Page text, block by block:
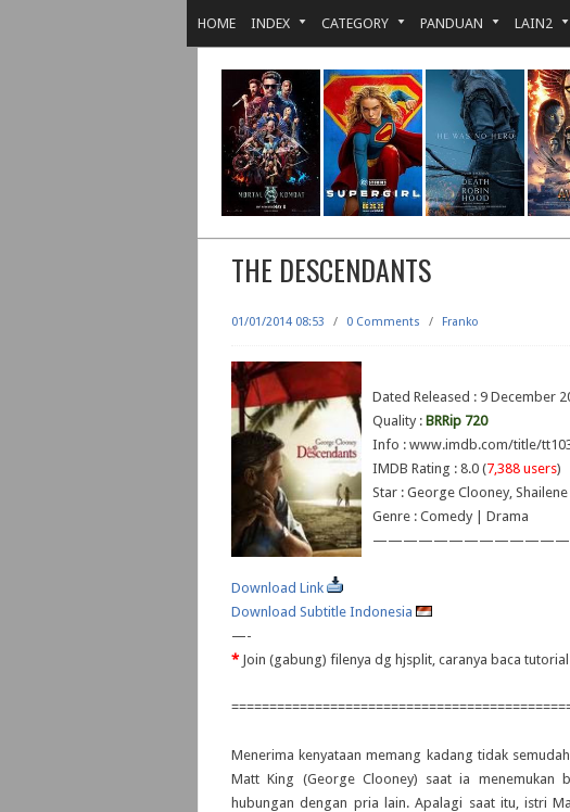
HOME INDEX CATEGORY PANDUAN LAIN2
THE DESCENDANTS
01/01/2014 08:53 / 0 Comments / Franko
Dated Released : 9 December
Quality : BRRip 720
Info : www.imdb.com/title/
IMDB Rating : 8.0 (7,388 users)
Star : George Clooney,
Genre : Comedy | Drama
Download Link
Download Subtitle Indonesia
—-
*Join (gabung) filenya dg hjsplit, caranya baca
Menerima kenyataan memang kadang tidak
Matt King (George Clooney) saat ia menemukan
hubungan dengan pria lain. Apalagi saat itu, istri